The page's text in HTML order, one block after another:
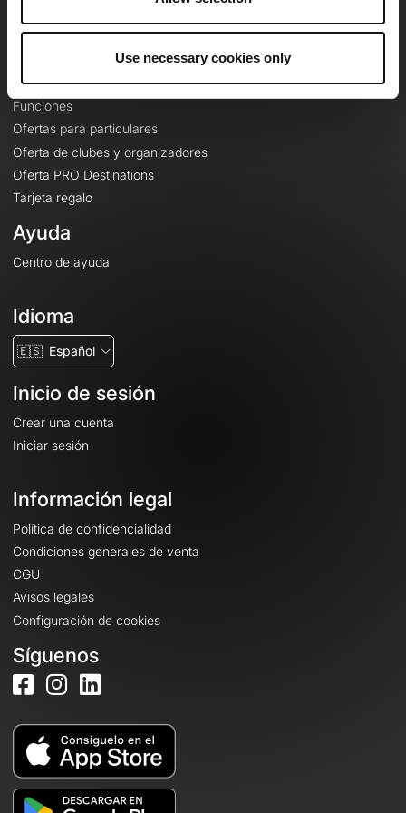
Use necessary cookies only
Le Mag'
Mapas base topográficos
Funciones
Ofertas para particulares
Oferta de clubes y organizadores
Oferta PRO Destinations
Tarjeta regalo
Ayuda
Centro de ayuda
Idioma
🇪🇸 Español
Inicio de sesión
Crear una cuenta
Iniciar sesión
Información legal
Política de confidencialidad
Condiciones generales de venta
CGU
Avisos legales
Configuración de cookies
Síguenos